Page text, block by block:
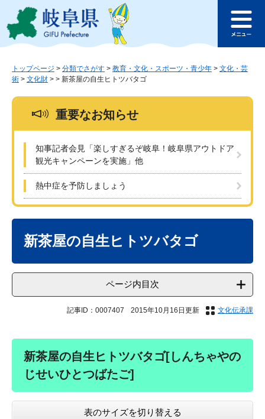
ジ
ュ
このページの本文へ
ュ
トップページ > 分類でさがす > 教育・文化・スポーツ・青少年 > 文化・芸
術 > 文化財 > > 新茶屋の自生ヒトツバタゴ
重要なお知らせ
知事記者会見「楽しすぎるぞ岐阜！岐阜県アウトドア
観光キャンペーンを実施」他
熱中症を予防しましょう
新茶屋の自生ヒトツバタゴ
ページ内目次
記事ID：0007407 2015年10月16日更新 文化伝承課
新茶屋の自生ヒトツバタゴ[しんちゃやの
じせいひとつばたご]
表のサイズを切り替える